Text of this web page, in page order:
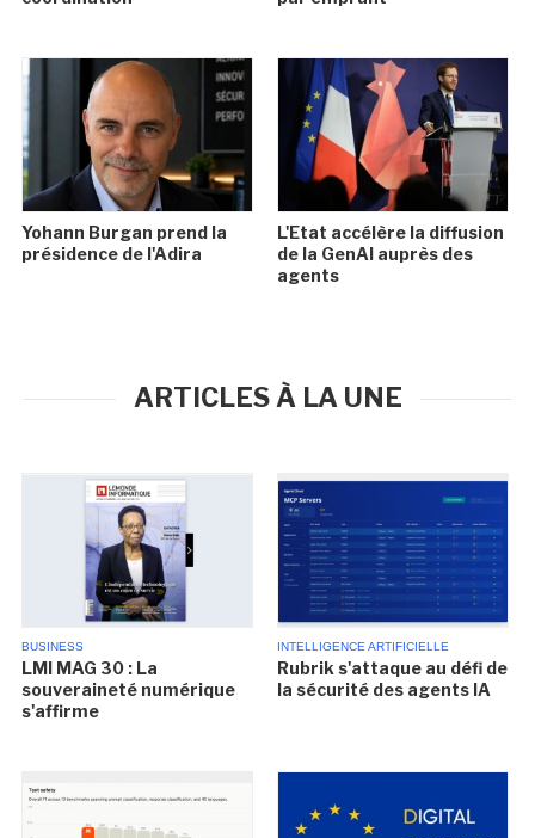
Yohann Burgan prend la
présidence de l'Adira
L'Etat accélère la diffusion
de la GenAI auprès des
agents
ARTICLES À LA UNE
BUSINESS
LMI MAG 30 : La
souveraineté numérique
s'affirme
INTELLIGENCE ARTIFICIELLE
Rubrik s'attaque au défi de
la sécurité des agents IA